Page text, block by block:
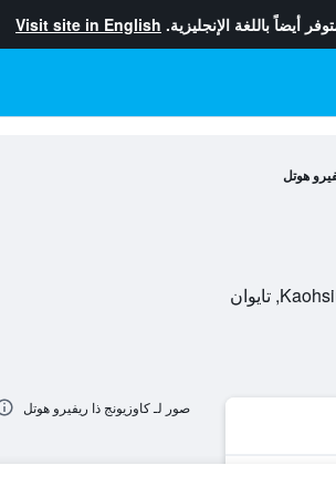
أيضاً باللغة الإنجليزية. Visit site in English
هوتل
صور لـ كاوزيونج ذا ريفيرو هوتل